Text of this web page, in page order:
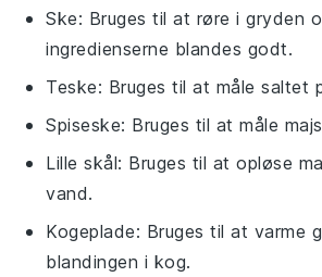
Ske: Bruges til at røre i gryden
ingredienserne blandes godt.
Teske: Bruges til at måle saltet
Spiseske: Bruges til at måle
Lille skål: Bruges til at opløse
vand.
Kogeplade: Bruges til at varme
blandingen i kog.